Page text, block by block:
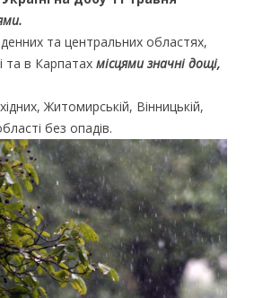
та центральних областях,
та в Карпатах місцями значні дощі,
Житомирській, Вінницькій,
без опадів.